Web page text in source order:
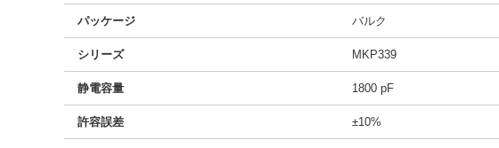
パッケージ バルク
シリーズ MKP339
静電容量 1800 pF
許容誤差 ±10%